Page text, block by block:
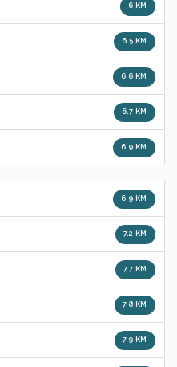
6 KM
6.5 KM
6.6 KM
6.7 KM
6.9 KM
6.9 KM
7.2 KM
7.7 KM
7.8 KM
7.9 KM